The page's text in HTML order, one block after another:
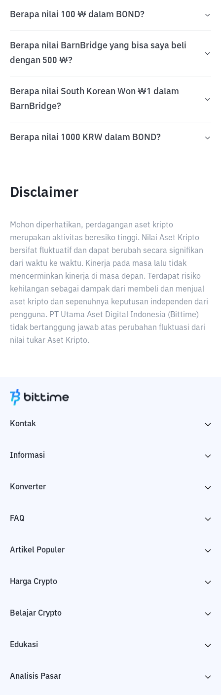
Berapa nilai 100 ₩ dalam BOND?
Berapa nilai BarnBridge yang bisa saya beli
dengan 500 ₩?
Berapa nilai South Korean Won ₩1 dalam
BarnBridge?
Berapa nilai 1000 KRW dalam BOND?
Disclaimer
Mohon diperhatikan, perdagangan aset kripto
merupakan aktivitas beresiko tinggi. Nilai Aset Kripto
bersifat fluktuatif dan dapat berubah secara signifikan
dari waktu ke waktu. Kinerja pada masa lalu tidak
mencerminkan kinerja di masa depan. Terdapat risiko
kehilangan sebagai dampak dari membeli dan menjual
aset kripto dan sepenuhnya keputusan independen dari
pengguna. PT Utama Aset Digital Indonesia (Bittime)
tidak bertanggung jawab atas perubahan fluktuasi dari
nilai tukar Aset Kripto.
Kontak
Informasi
Konverter
FAQ
Artikel Populer
Harga Crypto
Belajar Crypto
Edukasi
Analisis Pasar